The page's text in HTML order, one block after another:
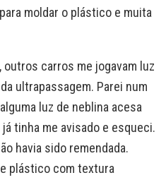
moldar o plástico e muita
outros carros me jogavam luz
ultrapassagem. Parei num
luz de neblina acesa
tinha me avisado e esqueci.
havia sido remendada.
plástico com textura